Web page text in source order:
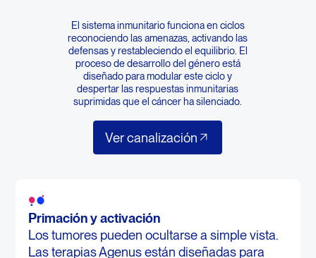
El sistema inmunitario funciona en ciclos
reconociendo las amenazas, activando las
defensas y restableciendo el equilibrio. El
proceso de desarrollo del género está
diseñado para modular este ciclo y
despertar las respuestas inmunitarias
suprimidas que el cáncer ha silenciado.
Ver canalización
Ver canalización
Primación y activación
Los tumores pueden ocultarse a simple vista.
Las terapias Agenus están diseñadas para